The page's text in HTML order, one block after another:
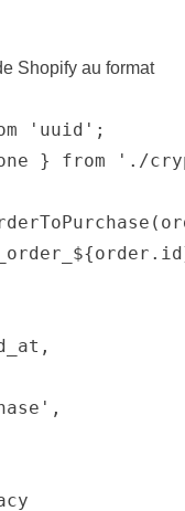
Shopify au format
'uuid';
} from './